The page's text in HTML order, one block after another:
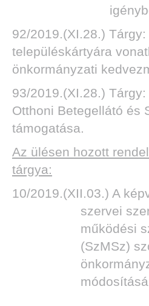
92/2019.(XI.28.)
településkártyára
önkormányzati
93/2019.(XI.28.)
Otthoni Betegellátó és
támogatása.
Az ülésen hozott
tárgya:
10/2019.(XII.03.) A
szervei
működési
(SzMSz)